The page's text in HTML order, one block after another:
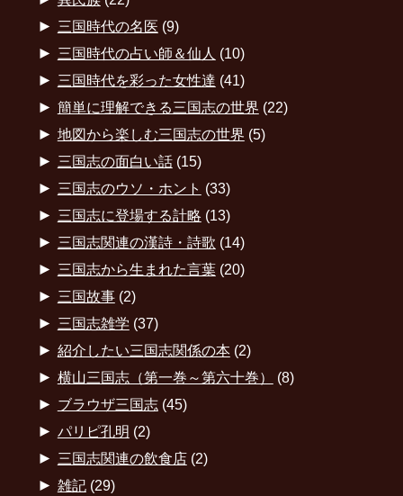
► 三国時代の名医 (9)
► 三国時代の占い師＆仙人 (10)
► 三国時代を彩った女性達 (41)
► 簡単に理解できる三国志の世界 (22)
► 地図から楽しむ三国志の世界 (5)
► 三国志の面白い話(15)
► 三国志のウソ・ホント (33)
► 三国志に登場する計略 (13)
► 三国志関連の漢詩・詩歌 (14)
► 三国志から生まれた言葉(20)
► 三国故事(2)
► 三国志雑学 (37)
► 紹介したい三国志関係の本(2)
► 横山三国志（第一巻～第六十巻） (8)
► ブラウザ三国志(45)
► パリピ孔明 (2)
► 三国志関連の飲食店(2)
► 雑記(29)